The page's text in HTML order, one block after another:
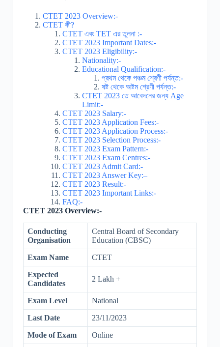
CTET 2023 Overview:-
CTET কী?
CTET এবং TET এর তুলনা :-
CTET 2023 Important Dates:-
CTET 2023 Eligibility:-
Nationality:-
Educational Qualification:-
প্রথম থেকে পঞ্চম শ্রেণী পর্যন্ত:-
ষষ্ট থেকে অষ্টম শ্রেণী পর্যন্ত:-
CTET 2023 তে আবেদনের জন্য Age
Limit:-
CTET 2023 Salary:-
CTET 2023 Application Fees:-
CTET 2023 Application Process:-
CTET 2023 Selection Process:-
CTET 2023 Exam Pattern:-
CTET 2023 Exam Centres:-
CTET 2023 Admit Card:-
CTET 2023 Answer Key:–
CTET 2023 Result:-
CTET 2023 Important Links:-
FAQ:-
CTET 2023 Overview:-
Conducting
Organisation
Central Board of Secondary
Education (CBSC)
Exam Name CTET
Expected
Candidates
2 Lakh +
Exam Level National
Last Date 23/11/2023
Mode of Exam Online